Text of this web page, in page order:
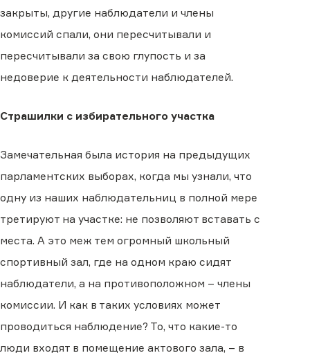
закрыты, другие наблюдатели и члены
комиссий спали, они пересчитывали и
пересчитывали за свою глупость и за
недоверие к деятельности наблюдателей.
Страшилки с избирательного участка
Замечательная была история на предыдущих
парламентских выборах, когда мы узнали, что
одну из наших наблюдательниц в полной мере
третируют на участке: не позволяют вставать с
места. А это меж тем огромный школьный
спортивный зал, где на одном краю сидят
наблюдатели, а на противоположном – члены
комиссии. И как в таких условиях может
проводиться наблюдение? То, что какие-то
люди входят в помещение актового зала, – в